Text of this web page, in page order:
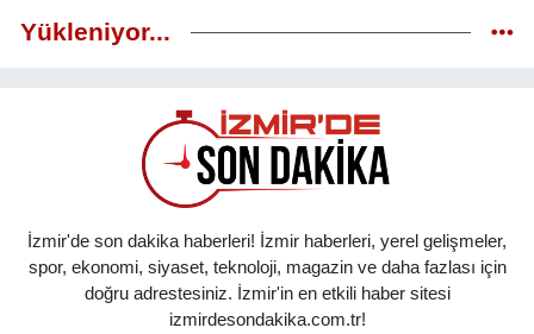
Yükleniyor...
İzmir'de son dakika haberleri! İzmir haberleri, yerel gelişmeler,
spor, ekonomi, siyaset, teknoloji, magazin ve daha fazlası için
doğru adrestesiniz. İzmir'in en etkili haber sitesi
izmirdesondakika.com.tr!